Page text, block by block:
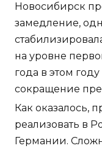
Новосибирск
замедление,
на уровне
года в этом
сокращение
Как оказалось,
реализовать в
Германии.